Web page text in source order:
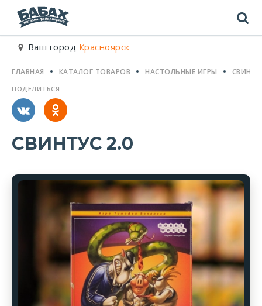
Ваш город Красноярск
ГЛАВНАЯ КАТАЛОГ ТОВАРОВ НАСТОЛЬНЫЕ ИГРЫ
СВИНТУС 2.0
ПОДЕЛИТЬСЯ